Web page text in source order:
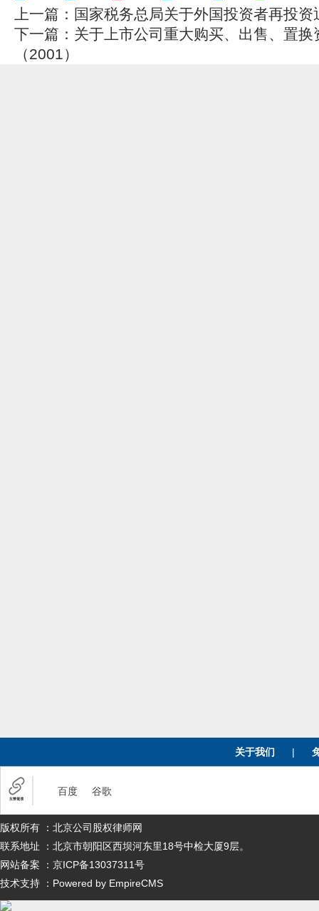
上一篇： 国家税务总局关于外国投资者再投
下一篇： 关于上市公司重大购买、出售、置
（2001）
关于我们 |
百度 谷歌
版权所有 ：北京公司股权律师网
联系地址 ：北京市朝阳区西坝河东里18号中检大厦9层。
网站备案 ：京ICP备13037311号
技术支持 ：Powered by EmpireCMS